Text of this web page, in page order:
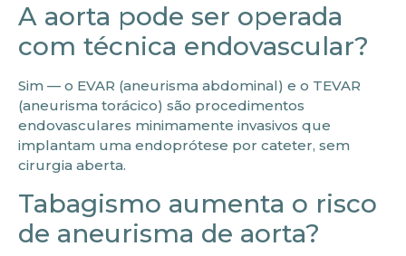
A aorta pode ser operada
com técnica endovascular?
Sim — o EVAR (aneurisma abdominal) e o TEVAR
(aneurisma torácico) são procedimentos
endovasculares minimamente invasivos que
implantam uma endoprótese por cateter, sem
cirurgia aberta.
Tabagismo aumenta o risco
de aneurisma de aorta?